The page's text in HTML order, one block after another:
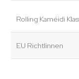
Rolling Kaméidi
EU Richtlinnen